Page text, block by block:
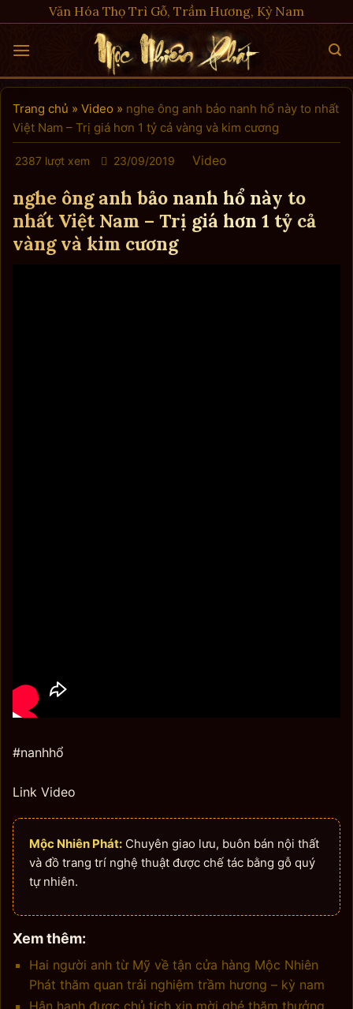
to
content
Văn Hóa Thọ Trì Gỗ, Trầm Hương, Kỳ Nam
Trang chủ » Video » nghe ông anh bảo nanh hổ này to nhất
Việt Nam – Trị giá hơn 1 tỷ cả vàng và kim cương
2387 lượt xem 23/09/2019 Video
nghe ông anh bảo nanh hổ này to
nhất Việt Nam – Trị giá hơn 1 tỷ cả
vàng và kim cương
#nanhhổ
Link Video
Mộc Nhiên Phát: Chuyên giao lưu, buôn bán nội thất
và đồ trang trí nghệ thuật được chế tác bằng gỗ quý
tự nhiên.
Xem thêm:
Hai người anh từ Mỹ về tận cửa hàng Mộc Nhiên
Phát thăm quan trải nghiệm trầm hương – kỳ nam